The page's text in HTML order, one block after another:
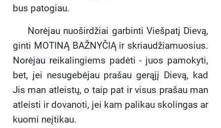
bus patogiau.
Norėjau nuoširdžiai garbinti Viešpatį Dievą,
ginti MOTINĄ BAŽNYČIĄ ir skriaudžiamuosius.
Norėjau reikalingiems padėti - juos pamokyti,
bet, jei nesugebėjau prašau gerąjį Dievą, kad
Jis man atleistų, o taip pat ir visus prašau man
atleisti ir dovanoti, jei kam palikau skolingas ar
kuomi neįtikau.